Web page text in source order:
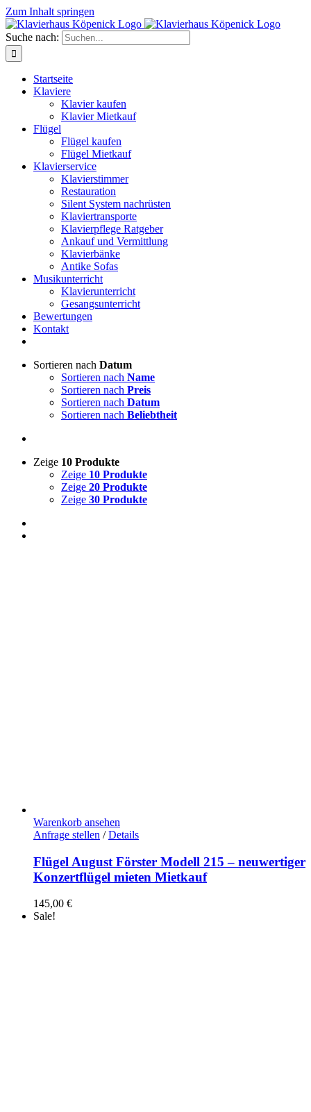
Zum Inhalt springen
Suche nach:
Startseite
Klaviere
Klavier kaufen
Klavier Mietkauf
Flügel
Flügel kaufen
Flügel Mietkauf
Klavierservice
Klavierstimmer
Restauration
Silent System nachrüsten
Klaviertransporte
Klavierpflege Ratgeber
Ankauf und Vermittlung
Klavierbänke
Antike Sofas
Musikunterricht
Klavierunterricht
Gesangsunterricht
Bewertungen
Kontakt
Sortieren nach Datum
Sortieren nach Name
Sortieren nach Preis
Sortieren nach Datum
Sortieren nach Beliebtheit
Zeige 10 Produkte
Zeige 10 Produkte
Zeige 20 Produkte
Zeige 30 Produkte
Warenkorb ansehen
Anfrage stellen / Details
Flügel August Förster Modell 215 – neuwertiger
Konzertflügel mieten Mietkauf
145,00 €
Sale!